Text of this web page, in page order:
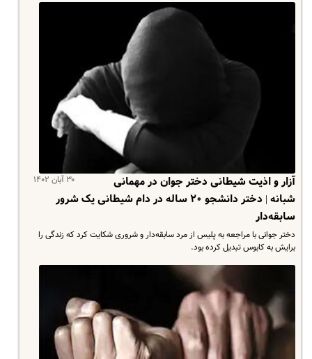
۳۰ آبان ۱۴۰۲
آزار و اذیت شیطانی دختر جوان در مهمانی
شبانه | دختر دانشجو ۲۰ ساله‌ در دام شیطانی یک شرور
سابقه‌دار
دختر جوانی با مراجعه به پلیس از مرد سابقه‌دار و شروری شکایت کرد که زندگی را
برایش به کابوس تبدیل کرده بود.